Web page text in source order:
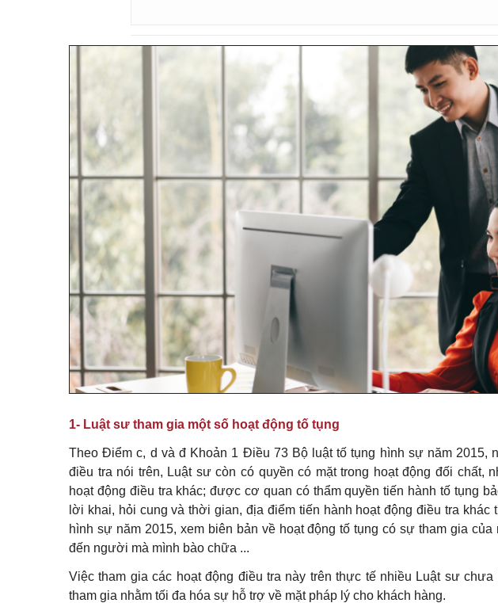
1- Luật sư tham gia một số hoạt động tố tụng
Theo Điểm c, d và đ Khoản 1 Điều 73 Bộ luật tố tụng hình sự năm 2015,
điều tra nói trên, Luật sư còn có quyền có mặt trong hoạt động đối chất,
hoạt động điều tra khác; được cơ quan có thẩm quyền tiến hành tố tụng
lời khai, hỏi cung và thời gian, địa điểm tiến hành hoạt động điều tra khác
hình sự năm 2015, xem biên bản về hoạt động tố tụng có sự tham gia
đến người mà mình bào chữa ...
Việc tham gia các hoạt động điều tra này trên thực tế nhiều Luật sư
tham gia nhằm tối đa hóa sự hỗ trợ về mặt pháp lý cho khách hàng.